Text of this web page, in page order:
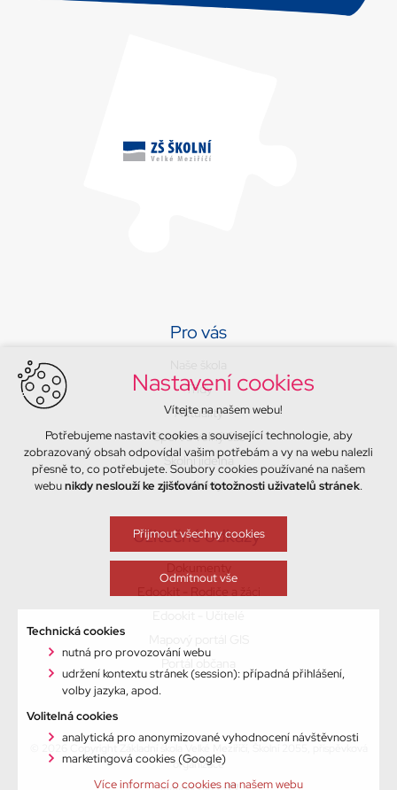
Pro vás
Třídy
Aktuality
Sport a volný čas
Školní jídelna
Kontakty
Užitečné odkazy
© 2026 Copyright Základní škola Velké Meziříčí, Školní 2055, příspěvková
organizace
Nastavení cookies
Vítejte na našem webu!
Potřebujeme nastavit cookies a související technologie, aby
zobrazovaný obsah odpovídal vašim potřebám a vy na webu nalezli
přesně to, co potřebujete. Soubory cookies používané na našem
webunikdy neslouží ke zjišťování totožnosti uživatelů stránek.
Přijmout všechny cookies
Odmítnout vše
Technická cookies
nutná pro provozování webu
udržení kontextu stránek (session): případná přihlášení,
volby jazyka, apod.
Volitelná cookies
analytická pro anonymizované vyhodnocení návštěvnosti
marketingová cookies (Google)
Více informací o cookies na našem webu